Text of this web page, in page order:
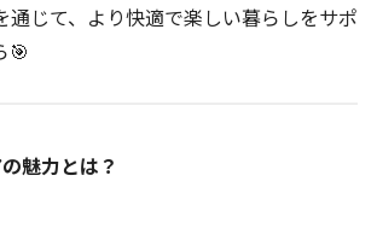
通じて、より快適で楽しい暮らしをサポ
🎯
魅力とは？